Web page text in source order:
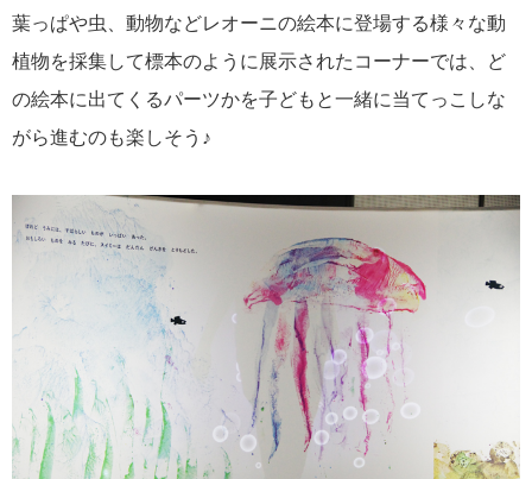
葉っぱや虫、動物などレオーニの絵本に登場する様々な動
植物を採集して標本のように展示されたコーナーでは、ど
の絵本に出てくるパーツかを子どもと一緒に当てっこしな
がら進むのも楽しそう♪